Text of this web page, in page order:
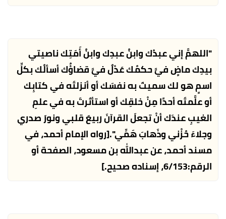
"اللهمَّ إني عبدُك وابنُ عبدِك وابنُ أَمَتِك ناصيتي
بيدِك ماضٍ فيَّ حكمُك عَدْلٌ فيَّ قضاؤُك أسألُك بكلِّ
اسمٍ هو لك سميتَ به نفسَك أو أنزلتَه في كتابِك
أو علَّمتَه أحدًا مِنْ خلقِك أو استأثرتَ به في علمِ
الغيبِ عندَك أنْ تجعلَ القرآنَ ربيعَ قلبي ونورَ صدري
وجلاءَ حُزْني وذَهابَ هَمِّي".[رواه الإمام أحمد، في
مسند أحمد، عن عبدالله بن مسعود، الصفحة أو
الرقم:6/153، إسناده صحيح.]